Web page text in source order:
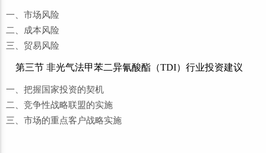
一、市场风险
二、成本风险
三、贸易风险
第三节 非光气法甲苯二异氰酸酯（TDI）行业投资建议
一、把握国家投资的契机
二、竞争性战略联盟的实施
三、市场的重点客户战略实施